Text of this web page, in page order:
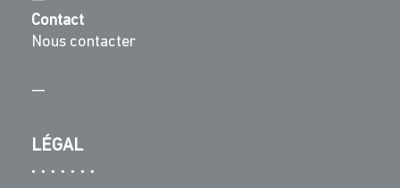
Contact
Nous contacter
—
LÉGAL